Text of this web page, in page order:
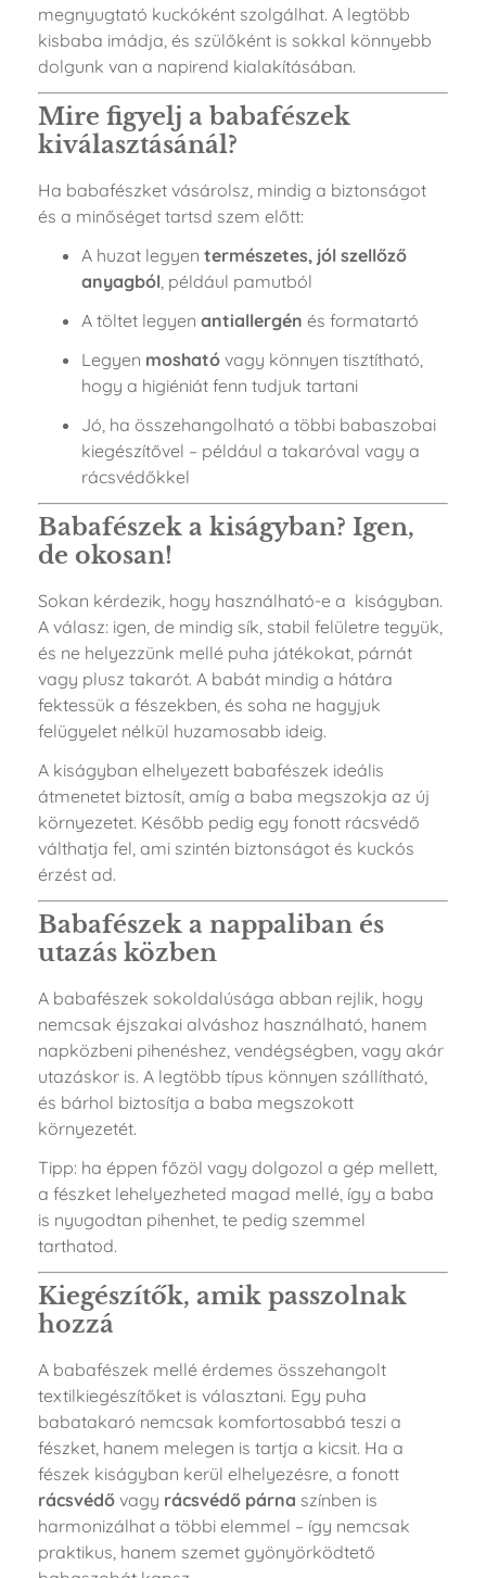
megnyugtató kuckóként szolgálhat. A legtöbb
kisbaba imádja, és szülőként is sokkal könnyebb
dolgunk van a napirend kialakításában.
Mire figyelj a babafészek
kiválasztásánál?
Ha babafészket vásárolsz, mindig a biztonságot
és a minőséget tartsd szem előtt:
A huzat legyen természetes, jól szellőző
anyagból , például pamutból
A töltet legyen antiallergén és formatartó
Legyen mosható vagy könnyen tisztítható,
hogy a higiéniát fenn tudjuk tartani
Jó, ha összehangolható a többi babaszobai
kiegészítővel – például a takaróval vagy a
rácsvédőkkel
Babafészek a kiságyban? Igen,
de okosan!
Sokan kérdezik, hogy használható-e a kiságyban.
A válasz: igen, de mindig sík, stabil felületre tegyük,
és ne helyezzünk mellé puha játékokat, párnát
vagy plusz takarót. A babát mindig a hátára
fektessük a fészekben, és soha ne hagyjuk
felügyelet nélkül huzamosabb ideig.
A kiságyban elhelyezett babafészek ideális
átmenetet biztosít, amíg a baba megszokja az új
környezetet. Később pedig egy fonott rácsvédő
válthatja fel, ami szintén biztonságot és kuckós
érzést ad.
Babafészek a nappaliban és
utazás közben
A babafészek sokoldalúsága abban rejlik, hogy
nemcsak éjszakai alváshoz használható, hanem
napközbeni pihenéshez, vendégségben, vagy akár
utazáskor is. A legtöbb típus könnyen szállítható,
és bárhol biztosítja a baba megszokott
környezetét.
Tipp: ha éppen főzöl vagy dolgozol a gép mellett,
a fészket lehelyezheted magad mellé, így a baba
is nyugodtan pihenhet, te pedig szemmel
tarthatod.
Kiegészítők, amik passzolnak
hozzá
A babafészek mellé érdemes összehangolt
textilkiegészítőket is választani. Egy puha
babatakaró nemcsak komfortosabbá teszi a
fészket, hanem melegen is tartja a kicsit. Ha a
fészek kiságyban kerül elhelyezésre, a fonott
rácsvédő vagy rácsvédő párna színben is
harmonizálhat a többi elemmel – így nemcsak
praktikus, hanem szemet gyönyörködtető